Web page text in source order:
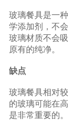
玻璃餐具是一
学添加剂，不
玻璃材质不会
原有的纯净。
缺点
玻璃餐具相对
的玻璃可能在
是非常重要的。